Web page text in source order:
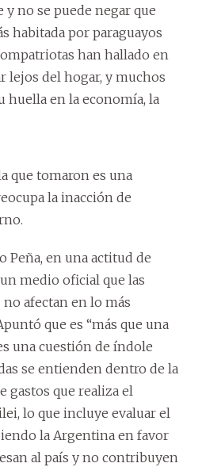
no se puede negar que
habitada por paraguayos
han hallado en
lejos del hogar, y muchos
huella en la economía, la
que tomaron es una
la inacción de
Peña, en una actitud de
medio oficial que las
afectan en lo más
que es “más que una
una cuestión de índole
se entienden dentro de la
gastos que realiza el
lo que incluye evaluar el
la Argentina en favor
al país y no contribuyen